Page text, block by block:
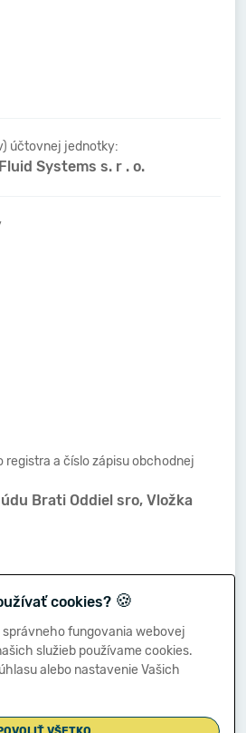
účtovnej jednotky:
Systems s. r . o.
registra a číslo zápisu obchodnej
Brati Oddiel sro, Vložka
cookies? 🍪
fungovania webovej
služieb používame cookies.
alebo nastavenie Vašich